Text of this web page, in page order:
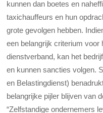
kunnen dan boetes en
taxichauffeurs en hun
grote gevolgen hebben.
een belangrijk criterium voor
dienstverband, kan het
en kunnen sancties volgen.
en Belastingdienst)
belangrijke pijler blijven van
“Zelfstandige ondernemers